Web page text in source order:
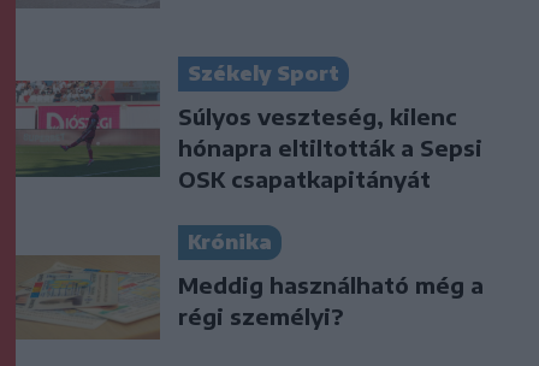
Székely Sport
Súlyos veszteség, kilenc
hónapra eltiltották a Sepsi
OSK csapatkapitányát
Krónika
Meddig használható még a
régi személyi?